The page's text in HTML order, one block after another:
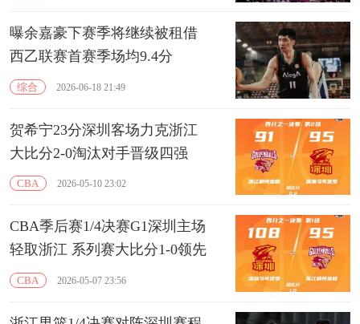
曝余嘉豪下赛季将继续被租借
西乙联赛首赛季场均9.4分
综合 2026-06-18 21:49
贺希宁23分深圳客场力克浙江
大比分2-0淘汰对手晋级四强
CBA 2026-05-10 23:02
CBA季后赛1/4决赛G1深圳主场
轻取浙江 系列赛大比分1-0领先
CBA 2026-05-07 23:56